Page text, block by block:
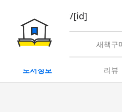
book/rent/[id]
대여 새책구
도서정보 리뷰